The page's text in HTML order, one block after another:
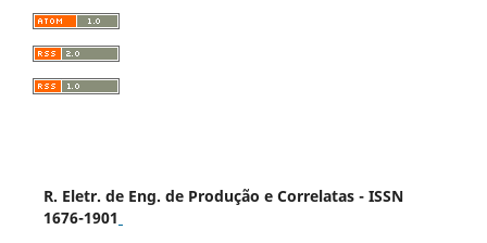
R. Eletr. de Eng. de Produção e Correlatas - ISSN
1676-1901